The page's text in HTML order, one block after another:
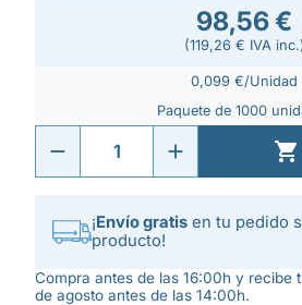
98,56 €
(119,26 € IVA
0,099 €/Unidad
Paquete de 1000

¡Envío gratis en tu pedido
producto!
Compra antes de las 16:00h y recibe
de agosto antes de las 14:00h.